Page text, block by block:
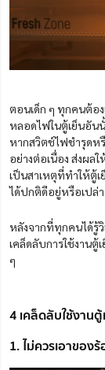
ตอนเด็ก ๆ ทุกคนต้อง
หลอดไฟในตู้เย็นอัน
หากสวิตช์ไฟชำรุดห
อย่างต่อเนื่อง ส่งผล
เป็นสาเหตุที่ทำให้ตู้เ
ได้ปกติดีอยู่หรือเปล่า
หลังจากที่ทุกคนได้รู้
เคล็ดลับการใช้งาน
ๆ
4 เคล็ดลับใช้งานตู้
1. ไม่ควรเอาของ